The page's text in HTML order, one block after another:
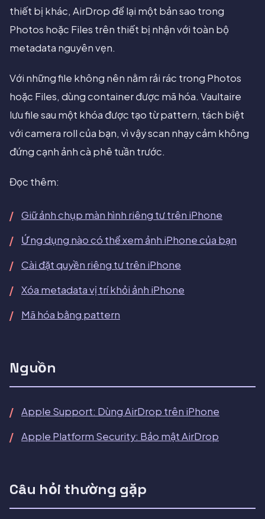
thiết bị khác, AirDrop để lại một bản sao trong
Photos hoặc Files trên thiết bị nhận với toàn bộ
metadata nguyên vẹn.
Với những file không nên nằm rải rác trong Photos
hoặc Files, dùng container được mã hóa. Vaultaire
lưu file sau một khóa được tạo từ pattern, tách biệt
với camera roll của bạn, vì vậy scan nhạy cảm không
đứng cạnh ảnh cà phê tuần trước.
Đọc thêm:
Giữ ảnh chụp màn hình riêng tư trên iPhone
Ứng dụng nào có thể xem ảnh iPhone của bạn
Cài đặt quyền riêng tư trên iPhone
Xóa metadata vị trí khỏi ảnh iPhone
Mã hóa bằng pattern
Nguồn
Apple Support: Dùng AirDrop trên iPhone
Apple Platform Security: Bảo mật AirDrop
Câu hỏi thường gặp